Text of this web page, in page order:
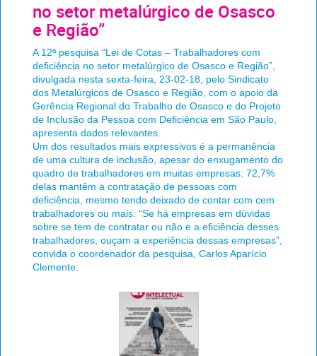
no setor metalúrgico de Osasco
e Região”
A 12ª pesquisa “Lei de Cotas – Trabalhadores com
deficiência no setor metalúrgico de Osasco e Região”,
divulgada nesta sexta-feira, 23-02-18, pelo Sindicato
dos Metalúrgicos de Osasco e Região, com o apoio da
Gerência Regional do Trabalho de Osasco e do Projeto
de Inclusão da Pessoa com Deficiência em São Paulo,
apresenta dados relevantes.
Um dos resultados mais expressivos é a permanência
de uma cultura de inclusão, apesar do enxugamento do
quadro de trabalhadores em muitas empresas: 72,7%
delas mantêm a contratação de pessoas com
deficiência, mesmo tendo deixado de contar com cem
trabalhadores ou mais. “Se há empresas em dúvidas
sobre se tem de contratar ou não e a eficiência desses
trabalhadores, ouçam a experiência dessas empresas”,
convida o coordenador da pesquisa, Carlos Aparício
Clemente.